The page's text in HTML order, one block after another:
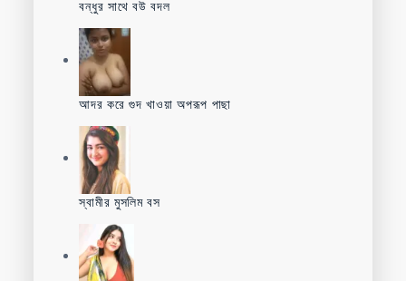
বন্ধুর সাথে বউ বদল
আদর করে গুদ খাওয়া অপরূপ পাছা
স্বামীর মুসলিম বস